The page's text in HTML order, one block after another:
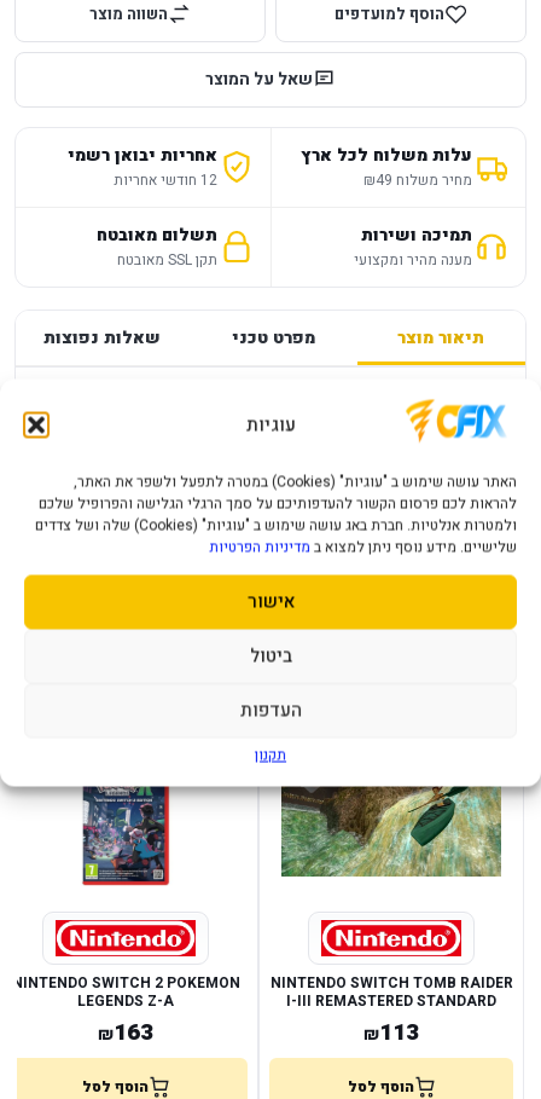
עוגיות
האתר עושה שימוש ב "עוגיות" (Cookies) במטרה לתפעל ולשפר את האתר,
להראות לכם פרסום הקשור להעדפותיכם על סמך הרגלי הגלישה והפרופיל שלכם
ולמטרות אנלטיות. חברת באג עושה שימוש ב "עוגיות" (Cookies) שלה ושל צדדים
שלישיים. מידע נוסף ניתן למצוא ב מדיניות הפרטיות
אישור
ביטול
העדפות
תקנון
הוסף למועדפים השווה מוצר
שאל על המוצר
עלות משלוח לכל ארץ
מחיר משלוח ₪49
אחריות יבואן רשמי
12 חודשי אחריות
תמיכה ושירות
מענה מהיר ומקצועי
תשלום מאובטח
תקן SSL מאובטח
תיאור מוצר מפרט טכני שאלות נפוצות
מפרט —
NINTENDO SWITCH 2 HITMAN: WORLD
OF ASSASSINATION SIGNATURE EDITION
פרטי המוצר יעודכנו בקרוב.
NINTENDO SWITCH TOMB RAIDER
I-III REMASTERED STANDARD
EDITION
₪113
הוסף לסל
NINTENDO SWITCH 2 POKEMON
LEGENDS Z-A
₪163
הוסף לסל